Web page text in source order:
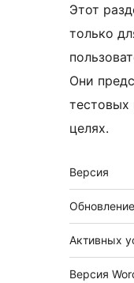
Этот
только
Они
тестовых
целях.
Мета
Версия
Активных
Версия